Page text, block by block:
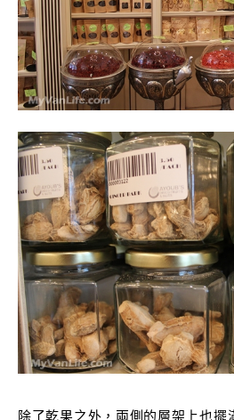
除了乾果之外，兩側的層架上也擺